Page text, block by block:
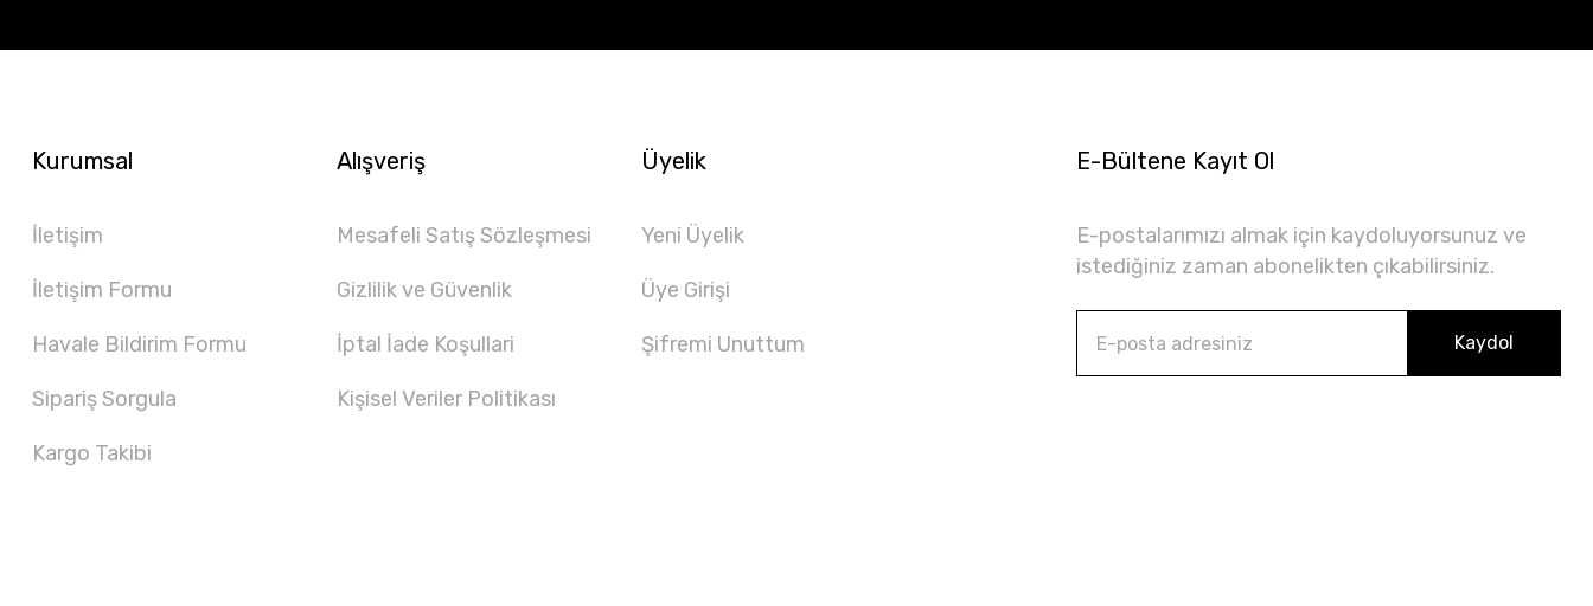
Kurumsal
İletişim
İletişim Formu
Havale Bildirim Formu
Sipariş Sorgula
Kargo Takibi
Alışveriş
Mesafeli Satış Sözleşmesi
Gizlilik ve Güvenlik
İptal İade Koşullari
Kişisel Veriler Politikası
Üyelik
Yeni Üyelik
Üye Girişi
Şifremi Unuttum
E-Bültene Kayıt Ol
E-postalarımızı almak için kaydoluyorsunuz ve
istediğiniz zaman abonelikten çıkabilirsiniz.
Kaydol